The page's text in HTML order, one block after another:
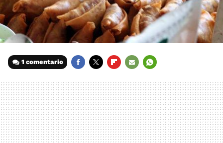
1 comentario
MAIL